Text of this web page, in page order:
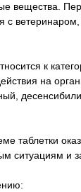
вещества.
с
к
на
таблетки
ситуациям